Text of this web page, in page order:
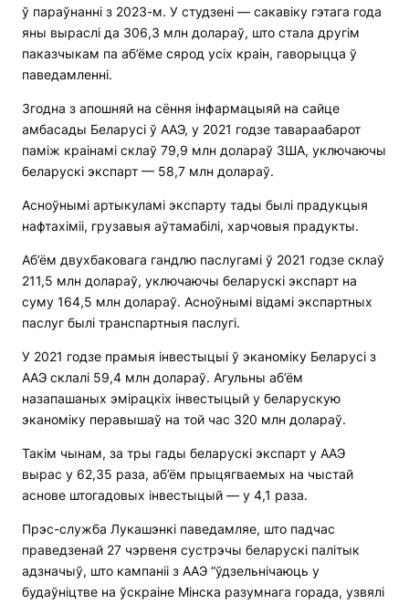
ў параўнанні з 2023-м. У студзені — сакавіку гэтага года
яны выраслі да 306,3 млн долараў, што стала другім
паказчыкам па аб’ёме сярод усіх краін, гаворыцца ў
паведамленні.
Згодна з апошняй на сёння інфармацыяй на сайце
амбасады Беларусі ў ААЭ, у 2021 годзе тавараабарот
паміж краінамі склаў 79,9 млн долараў ЗША, уключаючы
беларускі экспарт — 58,7 млн долараў.
Асноўнымі артыкуламі экспарту тады былі прадукцыя
нафтахіміі, грузавыя аўтамабілі, харчовыя прадукты.
Аб’ём двухбаковага гандлю паслугамі ў 2021 годзе склаў
211,5 млн долараў, уключаючы беларускі экспарт на
суму 164,5 млн долараў. Асноўнымі відамі экспартных
паслуг былі транспартныя паслугі.
У 2021 годзе прамыя інвестыцыі ў эканоміку Беларусі з
ААЭ склалі 59,4 млн долараў. Агульны аб’ём
назапашаных эмірацкіх інвестыцый у беларускую
эканоміку перавышаў на той час 320 млн долараў.
Такім чынам, за тры гады беларускі экспарт у ААЭ
вырас у 62,35 раза, аб’ём прыцягваемых на чыстай
аснове штогадовых інвестыцый — у 4,1 раза.
Прэс-служба Лукашэнкі паведамляе, што падчас
праведзенай 27 чэрвеня сустрэчы беларускі палітык
адзначыў, што кампаніі з ААЭ “ўдзельнічаюць у
будаўніцтве на ўскраіне Мінска разумнага горада, узвялі